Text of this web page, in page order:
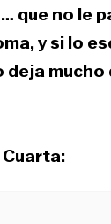
que no le
y si lo
mucho